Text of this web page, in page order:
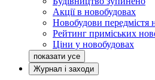
Акції в новобудовах
Новобудови передмістя
Рейтинг приміських
Ціни у новобудовах
Журнал і заходи